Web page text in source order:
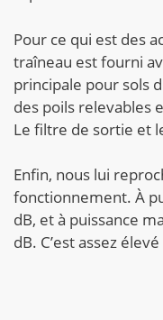
Pour ce qui est des
traîneau est fourni
principale pour sols
des poils relevables
Le filtre de sortie et
Enfin, nous lui
fonctionnement. À
dB, et à puissance
dB. C’est assez